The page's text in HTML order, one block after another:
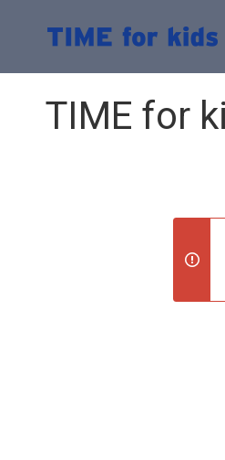
TIME for